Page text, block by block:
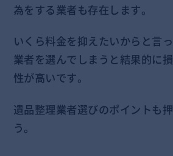
為をする業者も存在します。
いくら料金を抑えたいからと言
業者を選んでしまうと結果的に
性が高いです。
遺品整理業者選びのポイントも
う。